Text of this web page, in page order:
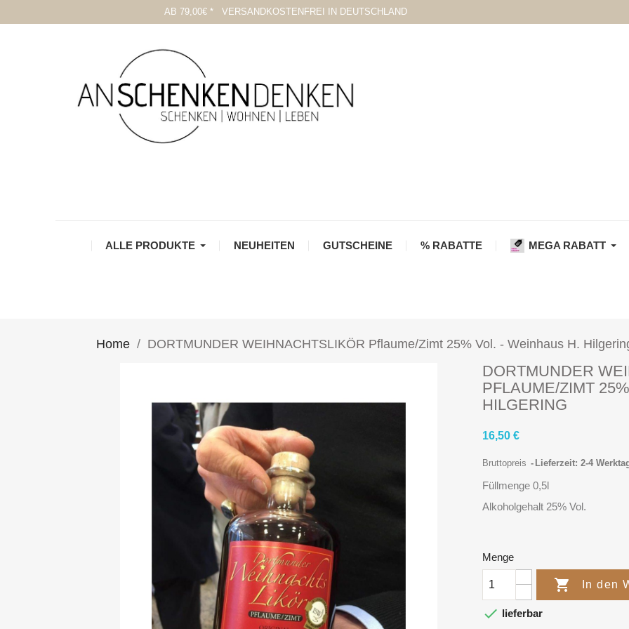
AB 79,00€ * VERSANDKOSTENFREI IN DEUTSCHLAND
ALLE PRODUKTE NEUHEITEN GUTSCHEINE % RABATTE MEGA RABATT
Home DORTMUNDER WEIHNACHTSLIKÖR Pflaume/Zimt 25% Vol. - Weinhaus H.
DORTMUNDER
PFLAUME/ZIMT
HILGERING
16,50 €
Bruttopreis Lieferzeit: 2-4
Füllmenge 0,5l
Alkoholgehalt 25% Vol.
Menge
 In den
 lieferbar